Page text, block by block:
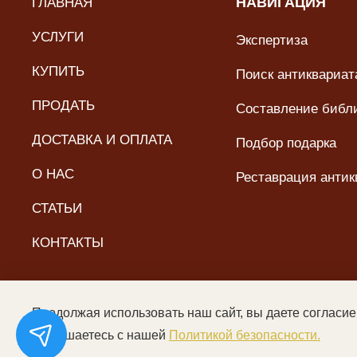
УСЛУГИ
КУПИТЬ
ПРОДАТЬ
ДОСТАВКА И ОПЛАТА
О НАС
СТАТЬИ
КОНТАКТЫ
Экспертиза
Поиск
Составление
Подбор подарка
Реставрация
© ООО «Читальный зал дяди Гиляя», 2017–2026. Все
Цены не являются
Продолжая использовать наш сайт, вы даете
соглашаетесь с нашей Политикой безопасности.